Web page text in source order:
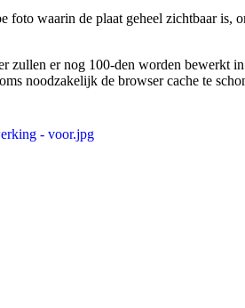
foto waarin de plaat geheel zichtbaar is,
zullen er nog 100-den worden bewerkt
noodzakelijk de browser cache te